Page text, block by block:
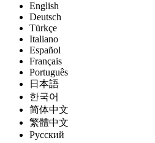
English
Deutsch
Türkçe
Italiano
Español
Français
Português
日本語
한국어
简体中文
繁體中文
Русский